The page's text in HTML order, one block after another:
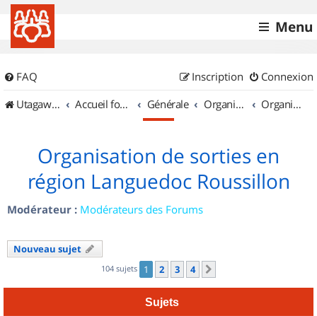
Menu
FAQ Connexion
Inscription
UtagawaVTT (Randos VTT et VTTAE avec traces GPS)
Accueil forum Générale Organisation de sorties & Recherche de partenaires Organisation de sorties en région Languedoc Roussillon
Organisation de sorties en
région Languedoc Roussillon
Modérateur : Modérateurs des Forums
Nouveau sujet
104 sujets 1 2 3 4
Sujets